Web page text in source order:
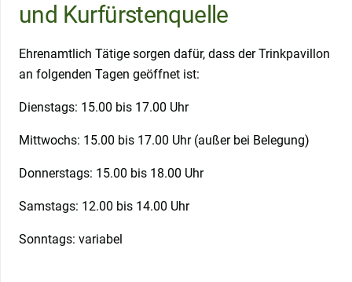
und Kurfürstenquelle
Ehrenamtlich Tätige sorgen dafür, dass der Trinkpavillon
an folgenden Tagen geöffnet ist:
Dienstags: 15.00 bis 17.00 Uhr
Mittwochs: 15.00 bis 17.00 Uhr (außer bei Belegung)
Donnerstags: 15.00 bis 18.00 Uhr
Samstags: 12.00 bis 14.00 Uhr
Sonntags: variabel